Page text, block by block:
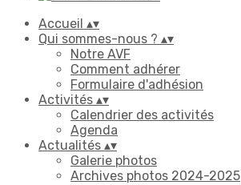
Accueil ▴▾
Qui sommes-nous ? ▴▾
Notre AVF
Comment adhérer
Formulaire d'adhésion
Activités ▴▾
Calendrier des activités
Agenda
Actualités ▴▾
Galerie photos
Archives photos 2024-2025